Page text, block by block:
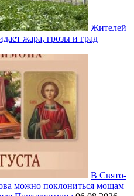
Жителей
жара, грозы и град
В Свято-
можно поклониться мощам